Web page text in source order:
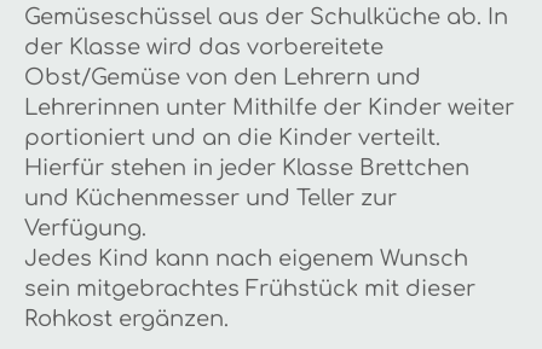
Gemüseschüssel aus der Schulküche ab. In
der Klasse wird das vorbereitete
Obst/Gemüse von den Lehrern und
Lehrerinnen unter Mithilfe der Kinder weiter
portioniert und an die Kinder verteilt.
Hierfür stehen in jeder Klasse Brettchen
und Küchenmesser und Teller zur
Verfügung.
Jedes Kind kann nach eigenem Wunsch
sein mitgebrachtes Frühstück mit dieser
Rohkost ergänzen.